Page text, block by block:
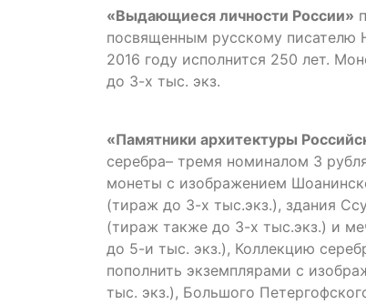
«Выдающиеся личности России»
посвященным русскому писателю
2016 году исполнится 250 лет.
до 3-х тыс. экз.
«Памятники архитектуры
серебра– тремя номиналом 3
монеты с изображением
(тираж до 3-х тыс.экз.), здания
(тираж также до 3-х тыс.экз.) и
до 5-и тыс. экз.), Коллекцию
пополнить экземплярами с
тыс. экз.), Большого